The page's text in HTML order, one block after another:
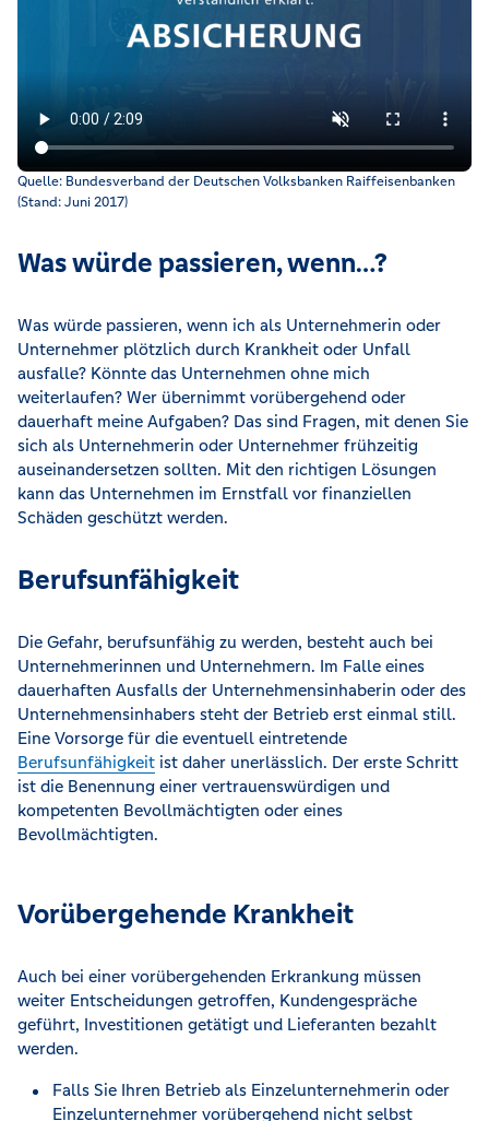
Illustriertes Erklärvideo über finanzielle Absicherung von
Quelle: Bundesverband der Deutschen Volksbanken Raiffeisenbanken
(Stand: Juni 2017)
Was würde passieren, wenn…?
Was würde passieren, wenn ich als Unternehmerin oder
Unternehmer plötzlich durch Krankheit oder Unfall
ausfalle? Könnte das Unternehmen ohne mich
weiterlaufen? Wer übernimmt vorübergehend oder
dauerhaft meine Aufgaben? Das sind Fragen, mit denen Sie
sich als Unternehmerin oder Unternehmer frühzeitig
auseinandersetzen sollten. Mit den richtigen Lösungen
kann das Unternehmen im Ernstfall vor finanziellen
Schäden geschützt werden.
Berufsunfähigkeit
Die Gefahr, berufsunfähig zu werden, besteht auch bei
Unternehmerinnen und Unternehmern. Im Falle eines
dauerhaften Ausfalls der Unternehmensinhaberin oder des
Unternehmensinhabers steht der Betrieb erst einmal still.
Eine Vorsorge für die eventuell eintretende
Berufsunfähigkeit ist daher unerlässlich. Der erste Schritt
ist die Benennung einer vertrauenswürdigen und
kompetenten Bevollmächtigten oder eines
Bevollmächtigten.
Vorübergehende Krankheit
Auch bei einer vorübergehenden Erkrankung müssen
weiter Entscheidungen getroffen, Kundengespräche
geführt, Investitionen getätigt und Lieferanten bezahlt
werden.
Falls Sie Ihren Betrieb als Einzelunternehmerin oder
Einzelunternehmer vorübergehend nicht selbst